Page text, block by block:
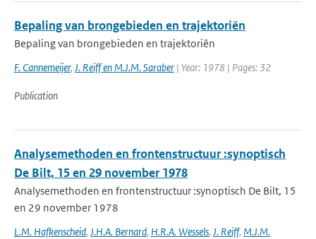
Bepaling van brongebieden en trajektoriën
Bepaling van brongebieden en trajektoriën
F. Cannemeijer, J. Reiff en M.J.M. Saraber | Year: 1978 | Pages: 32
Publication
Analysemethoden en frontenstructuur :synoptisch
De Bilt, 15 en 29 november 1978
Analysemethoden en frontenstructuur :synoptisch De Bilt, 15
en 29 november 1978
L.M. Hafkenscheid, J.H.A. Bernard, H.R.A. Wessels, J. Reiff, M.J.M.